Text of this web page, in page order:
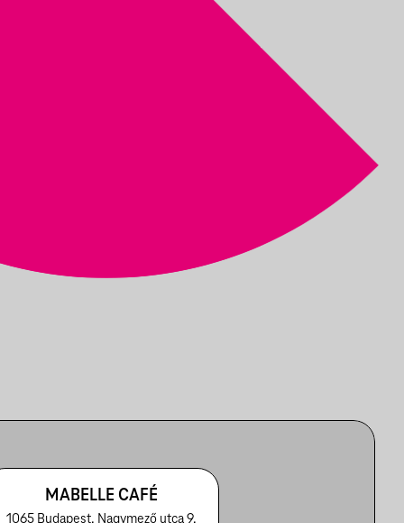
MABELLE CAFÉ
1065 Budapest, Nagymező utca 9.